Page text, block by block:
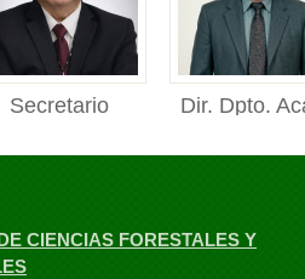
Secretario
Dir. Dpto.
Fores...
CIENCIAS FORESTALES Y